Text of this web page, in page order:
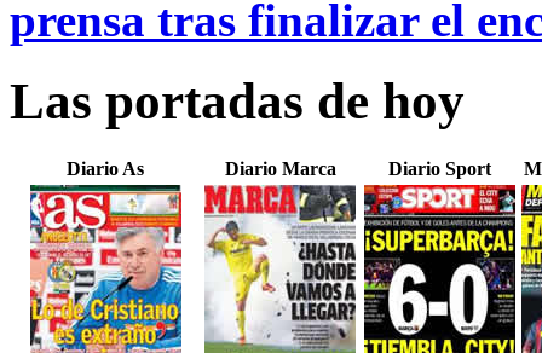
prensa tras finalizar el
Las portadas de hoy
Diario As Diario Marca Diario Sport